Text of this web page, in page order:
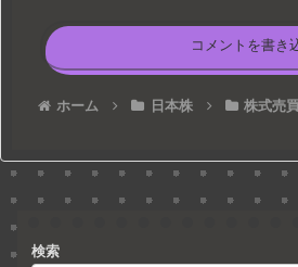
コメントを書き
ホーム 日本株 株式売
検索